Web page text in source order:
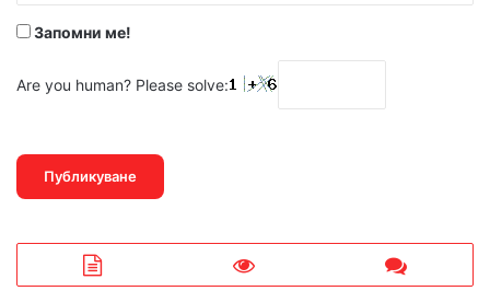
Запомни ме!
Are you human? Please solve: